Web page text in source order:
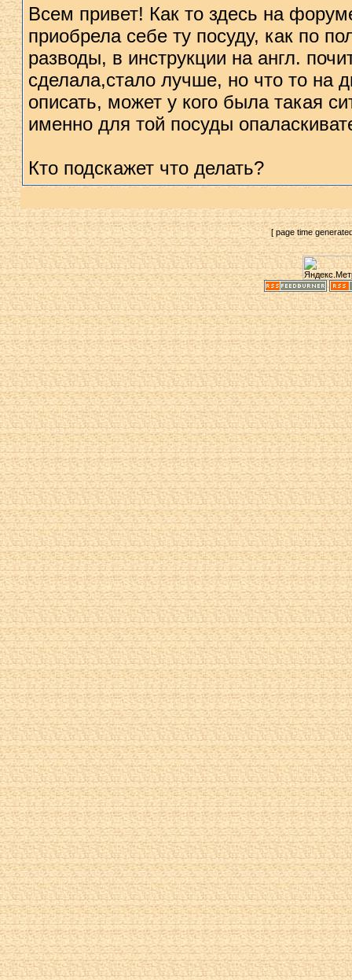
Всем привет! Как то здесь на
приобрела себе ту посуду, как по
разводы, в инструкции на англ.
сделала,стало лучше, но что то на
описать, может у кого была такая
именно для той посуды
Кто подскажет что делать?
[ page time